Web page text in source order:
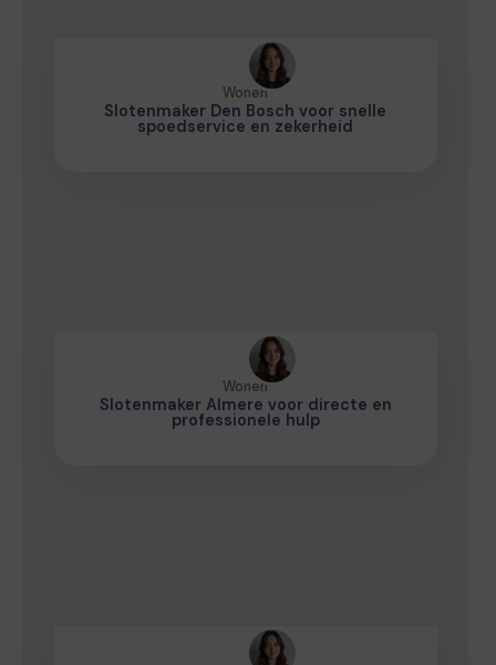
Wonen
Slotenmaker Den Bosch voor snelle
spoedservice en zekerheid
Wonen
Slotenmaker Almere voor directe en
professionele hulp